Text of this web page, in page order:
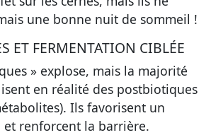
une bonne nuit de sommeil !
ET FERMENTATION CIBLÉE
» explose, mais la majorité
en réalité des postbiotiques
Ils favorisent un
renforcent la barrière.